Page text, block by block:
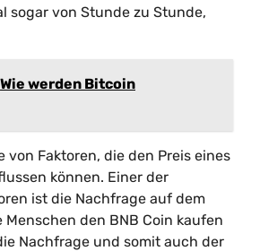
sogar von Stunde zu Stunde,
Wie werden Bitcoin
von Faktoren, die den Preis eines
können. Einer der
ist die Nachfrage auf dem
Menschen den BNB Coin kaufen
Nachfrage und somit auch der